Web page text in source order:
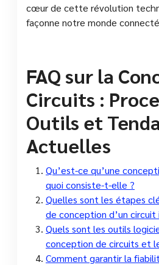
cœur de cette révolution
façonne notre monde
FAQ sur la
Circuits :
Outils et
Actuelles
Qu’est-ce qu’une
quoi consiste-t-elle ?
Quelles sont les étapes
de conception d’un circuit
Quels sont les outils
conception de circuits et
Comment garantir la